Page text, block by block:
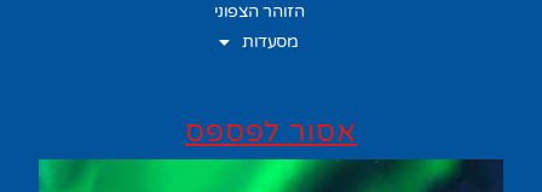
הזוהר הצפוני
מסעדות
אסור לפספס